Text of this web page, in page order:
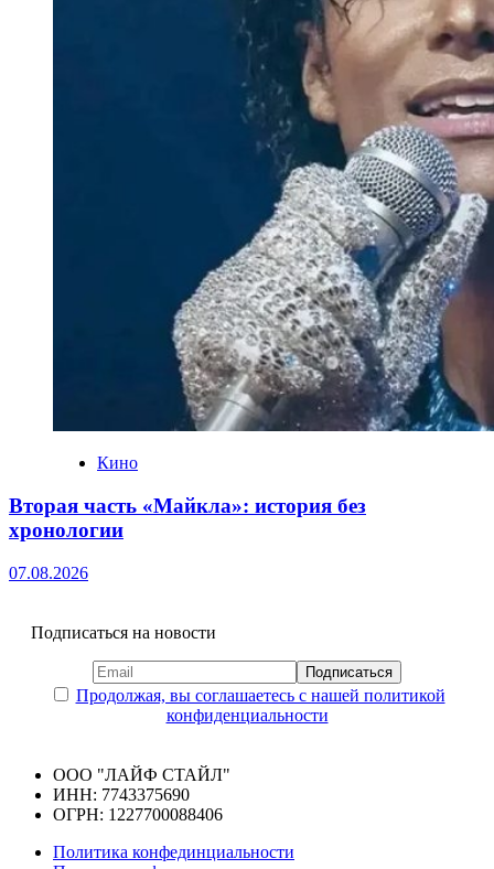
Кино
Вторая часть «Майкла»: история без
хронологии
07.08.2026
Подписаться на новости
Продолжая, вы соглашаетесь с нашей политикой
конфиденциальности
ООО "ЛАЙФ СТАЙЛ"
ИНН: 7743375690
ОГРН: 1227700088406
Политика конфединциальности